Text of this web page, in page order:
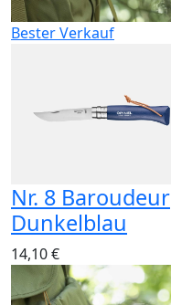
Bester Verkauf
Nr. 8 Baroudeur
Dunkelblau
14,10 €